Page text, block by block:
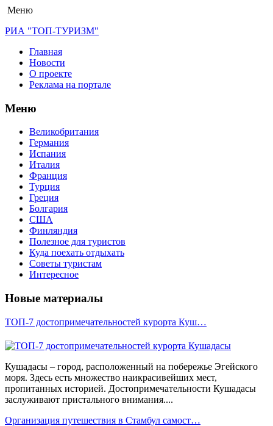
Меню
РИА "ТОП-ТУРИЗМ"
Главная
Новости
О проекте
Реклама на портале
Меню
Великобритания
Германия
Испания
Италия
Франция
Турция
Греция
Болгария
США
Финляндия
Полезное для туристов
Куда поехать отдыхать
Советы туристам
Интересное
Новые материалы
ТОП-7 достопримечательностей курорта Куш…
Кушадасы – город, расположенный на побережье Эгейского
моря. Здесь есть множество наикрасивейших мест,
пропитанных историей. Достопримечательности Кушадасы
заслуживают пристального внимания....
Организация путешествия в Стамбул самост…